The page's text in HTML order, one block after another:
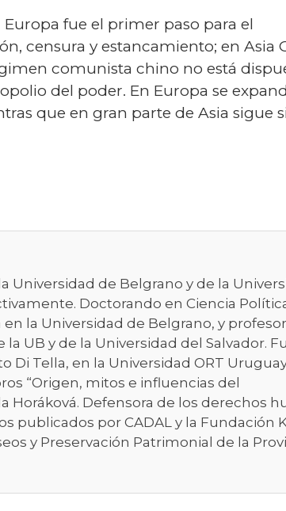
fue el primer paso para el
censura y estancamiento; en Asia
comunista chino no está
del poder. En Europa se
que en gran parte de Asia sigue
Universidad de Belgrano y de la
Doctorando en Ciencia
la Universidad de Belgrano, y
UB y de la Universidad del Salvador.
Tella, en la Universidad ORT
“Origen, mitos e influencias del
Horáková. Defensora de los derechos
publicados por CADAL y la Fundación
y Preservación Patrimonial de la